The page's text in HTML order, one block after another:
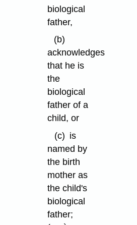
biological
father,
(b)
acknowledges
that he is
the
biological
father of a
child, or
(c) is
named by
the birth
mother as
the child's
biological
father;